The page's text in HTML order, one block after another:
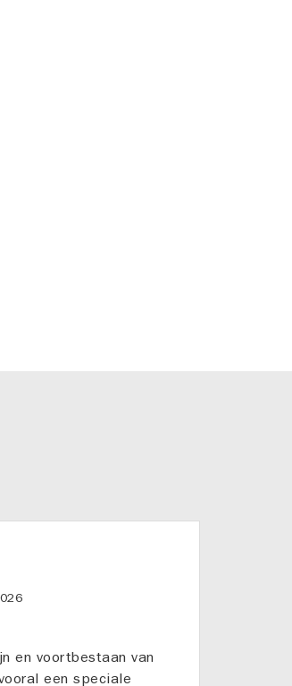
en voortbestaan van
een speciale